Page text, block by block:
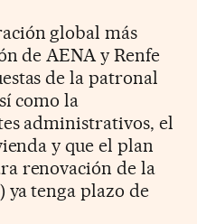
global más
de AENA y Renfe
de la patronal
como la
administrativos, el
y que el plan
renovación de la
ya tenga plazo de